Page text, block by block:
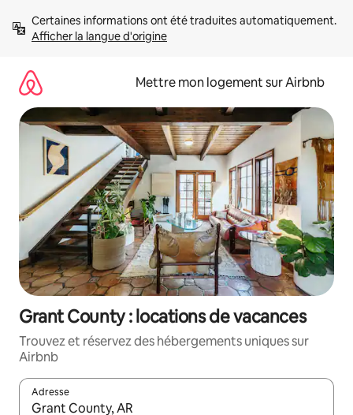
directement
Afficher la langue d'origine
Mettre mon logement sur Airbnb
Grant County : locations de vacances
Trouvez et réservez des hébergements uniques sur
Airbnb
Adresse
Lorsque les résultats s'affichent, utilisez les flèches vers le